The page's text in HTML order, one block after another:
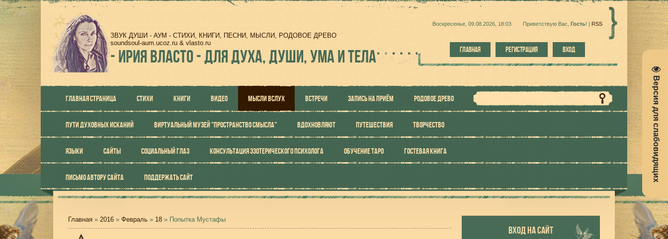
Версия для слабовидящих
ЗВУК ДУШИ - АУМ - СТИХИ, КНИГИ, ПЕСНИ, МЫСЛИ, РОДОВОЕ ДРЕВО
soundsoul-aum.ucoz.ru & vlasto.ru
-ИРИЯ ВЛАСТО - ДЛЯ ДУХА, ДУШИ, УМА И ТЕЛА
Воскресенье, 09.08.2026, 18:03 Приветствую Вас Гость! | RSS
ГЛАВНАЯ РЕГИСТРАЦИЯ ВХОД
ГЛАВНАЯ СТРАНИЦА СТИХИ КНИГИ ВИДЕО МЫСЛИ ВСЛУХ ВСТРЕЧИ ЗАПИСЬ НА ПРИЁМ РОДОВОЕ ДРЕВО
ПУТИ ДУХОВНЫХ ИСКАНИЙ ВИРТУАЛЬНЫЙ МУЗЕЙ "ПРОСТРАНСТВО СМЫСЛА" ВДОХНОВЛЯЮТ ПУТЕШЕСТВИЯ ТВОРЧЕСТВО
ЯЗЫКИ САЙТЫ СОЦИАЛЬНЫЙ ГЛАЗ КОНСУЛЬТАЦИЯ ЭЗОТЕРИЧЕСКОГО ПСИХОЛОГА ОБУЧЕНИЕ ТАРО ГОСТЕВАЯ КНИГА
ПИСЬМО АВТОРУ САЙТА ПОДДЕРЖАТЬ САЙТ
Главная » 2016 » Февраль » 18 » Попытка Мустафы
ВХОД НА САЙТ